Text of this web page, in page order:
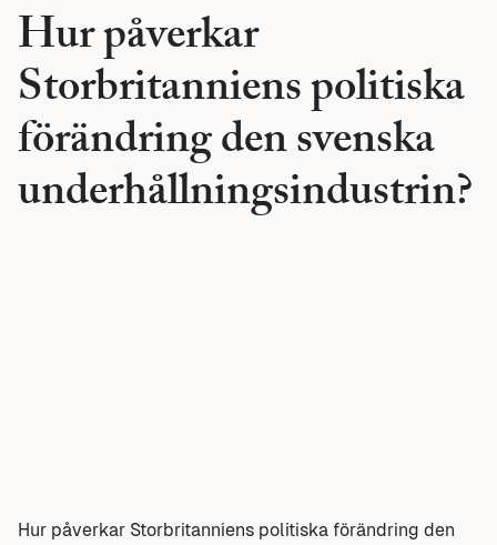
Hur påverkar
Storbritanniens politiska
förändring den svenska
underhållningsindustrin?
Hur påverkar Storbritanniens politiska förändring den